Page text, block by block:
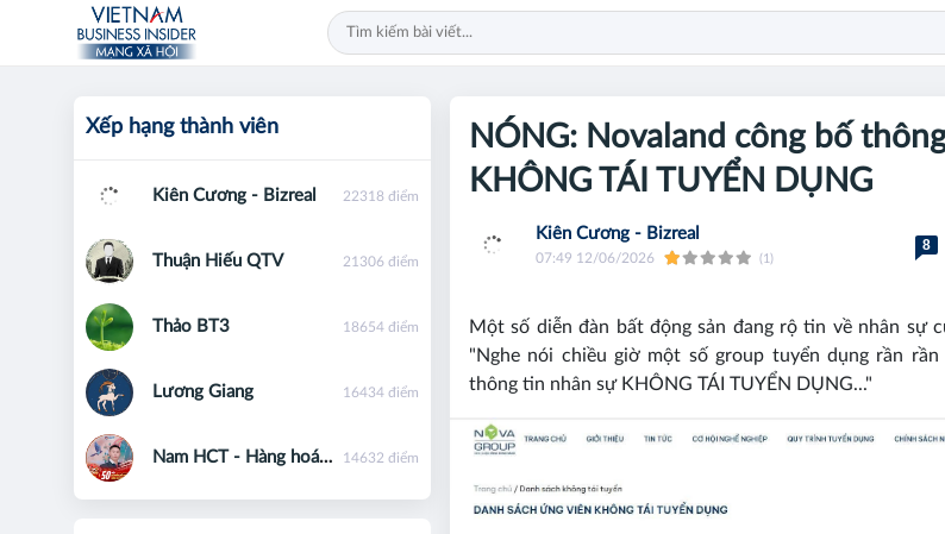
NÓNG: Novaland công bố
KHÔNG TÁI TUYỂN DỤNG
Kiên Cương - Bizreal
07:49 12/06/2026 (1)
8
Một số diễn đàn bất động sản đang rộ tin về nhân sự
"Nghe nói chiều giờ một số group tuyển dụng rần
thông tin nhân sự KHÔNG TÁI TUYỂN DỤNG..."
Xếp hạng thành viên
Kiên Cương - Bizreal 22318 điểm
Thuận Hiếu QTV 21306 điểm
Thảo BT3 18654 điểm
Lương Giang 16434 điểm
Nam HCT - Hàng hoá phái sinh - 0867091553 14632 điểm